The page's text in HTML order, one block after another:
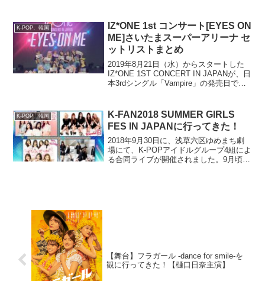
K-POP、韓国
IZ*ONE 1st コンサート[EYES ON
ME]さいたまスーパーアリーナ セ
ットリストまとめ
2019年8月21日（水）からスタートした
IZ*ONE 1ST CONCERT IN JAPANが、日
本3rdシングル「Vampire」の発売日であ
は、幕張メッセの公...
K-POP、韓国
K-FAN2018 SUMMER GIRLS
FES IN JAPANに行ってきた！
2018年9月30日に、浅草六区ゆめまち劇
場にて、K-POPアイドルグループ4組によ
る合同ライブが開催されました。9月頃に
【舞台】フラガール -dance for smile-を
観に行ってきた！【樋口日奈主演】